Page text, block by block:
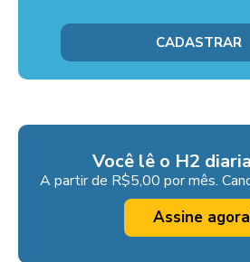
Você lê o H2
A partir de R$5,00 por mês.
Assine